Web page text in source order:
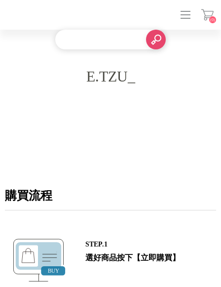
(0)
E.TZU_
購買流程
STEP.1
選好商品按下【立即購買】